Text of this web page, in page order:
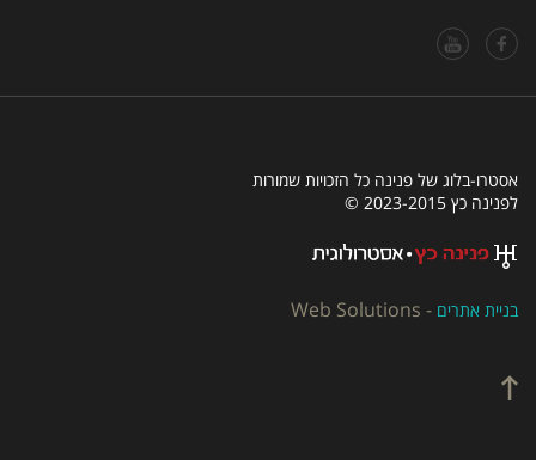
אסטרו-בלוג של פנינה כל הזכויות שמורות
לפנינה כץ 2023-2015 ©
בניית אתרים -
Web Solutions